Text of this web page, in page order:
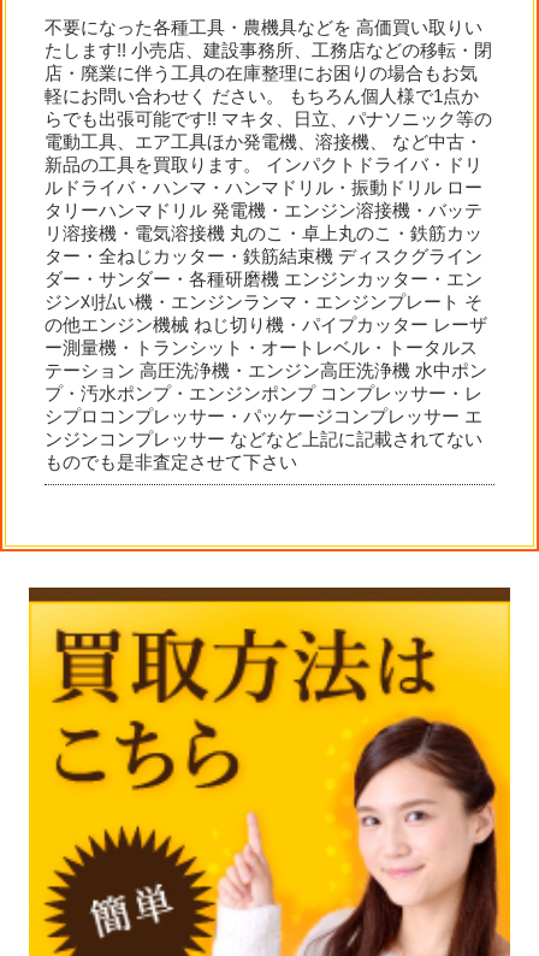
不要になった各種工具・農機具などを 高価買い取りい
たします!! 小売店、建設事務所、工務店などの移転・閉
店・廃業に伴う工具の在庫整理にお困りの場合もお気
軽にお問い合わせく ださい。 もちろん個人様で1点か
らでも出張可能です!! マキタ、日立、パナソニック等の
電動工具、エア工具ほか発電機、溶接機、 など中古・
新品の工具を買取ります。 インパクトドライバ・ドリ
ルドライバ・ハンマ・ハンマドリル・振動ドリル ロー
タリーハンマドリル 発電機・エンジン溶接機・バッテ
リ溶接機・電気溶接機 丸のこ・卓上丸のこ・鉄筋カッ
ター・全ねじカッター・鉄筋結束機 ディスクグライン
ダー・サンダー・各種研磨機 エンジンカッター・エン
ジン刈払い機・エンジンランマ・エンジンプレート そ
の他エンジン機械 ねじ切り機・パイプカッター レーザ
ー測量機・トランシット・オートレベル・トータルス
テーション 高圧洗浄機・エンジン高圧洗浄機 水中ポン
プ・汚水ポンプ・エンジンポンプ コンプレッサー・レ
シプロコンプレッサー・パッケージコンプレッサー エ
ンジンコンプレッサー などなど上記に記載されてない
ものでも是非査定させて下さい